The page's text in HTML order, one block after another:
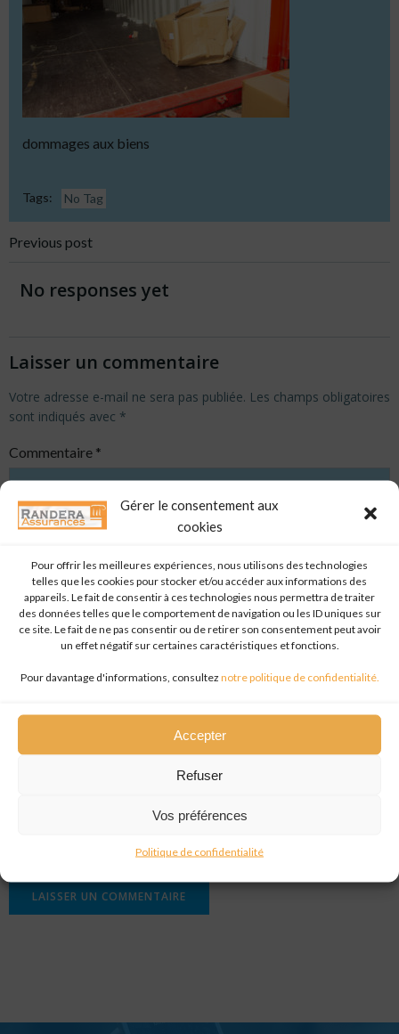
Gérer le consentement aux
cookies
Pour offrir les meilleures expériences, nous utilisons des technologies
telles que les cookies pour stocker et/ou accéder aux informations des
appareils. Le fait de consentir à ces technologies nous permettra de traiter
des données telles que le comportement de navigation ou les ID uniques sur
ce site. Le fait de ne pas consentir ou de retirer son consentement peut avoir
un effet négatif sur certaines caractéristiques et fonctions.
Pour davantage d'informations, consultez notre politique de confidentialité.
Accepter
Refuser
Vos préférences
Politique de confidentialité
dommages aux biens
Tags: No Tag
Post
navigation
Previous post
No responses yet
Laisser un commentaire
Votre adresse e-mail ne sera pas publiée. Les champs obligatoires
sont indiqués avec *
Commentaire *
Nom*
E-mail